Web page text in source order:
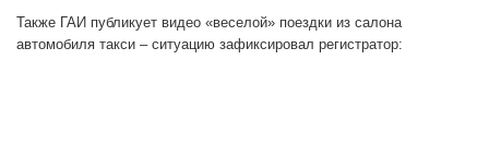
Также ГАИ публикует видео «веселой» поездки из салона
автомобиля такси – ситуацию зафиксировал регистратор: